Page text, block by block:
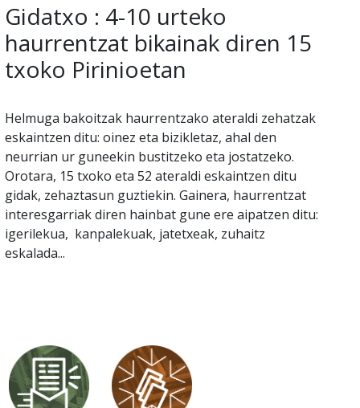
Gidatxo : 4-10 urteko
haurrentzat bikainak diren 15
txoko Pirinioetan
Helmuga bakoitzak haurrentzako ateraldi zehatzak
eskaintzen ditu: oinez eta bizikletaz, ahal den
neurrian ur guneekin bustitzeko eta jostatzeko.
Orotara, 15 txoko eta 52 ateraldi eskaintzen ditu
gidak, zehaztasun guztiekin. Gainera, haurrentzat
interesgarriak diren hainbat gune ere aipatzen ditu:
igerilekua, kanpalekuak, jatetxeak, zuhaitz
eskalada...